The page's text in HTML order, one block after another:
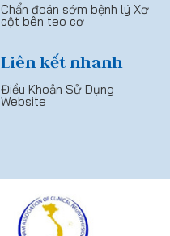
Chẩn đoán sớm bệnh lý Xơ
cột bên teo cơ
Liên kết nhanh
Điều Khoản Sử Dụng
Website